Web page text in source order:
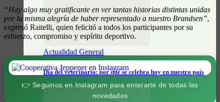
Actualidad General
Día del veterinario: por qué se celebra hoy en nuestro país
“Hay algo muy gratificante en ver tantas historias distintas unidas
por la misma alegría de haber representado a nuestro Brandsen”,
expresó Raitelli, quien felicitó a todos los participantes por su
esfuerzo, compromiso y espíritu deportivo.
👉 Seguinos en Instagram para enterarte de todas las
novedades